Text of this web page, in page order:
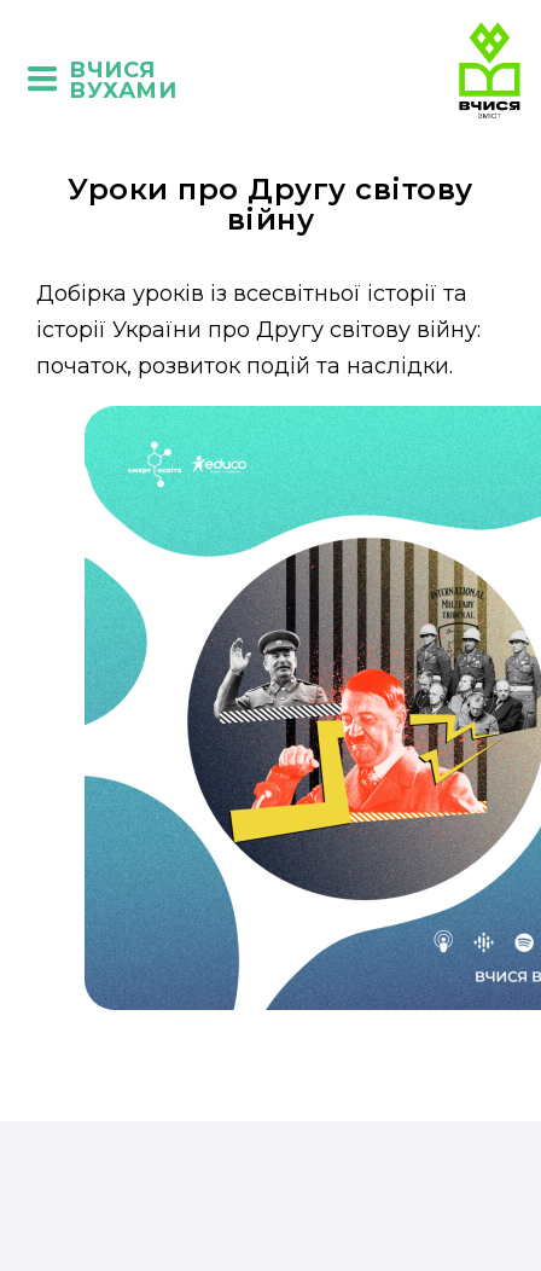
ВЧИСЯ
ВУХАМИ
Уроки про Другу світову
війну
Добірка уроків із всесвітньої історії та
історії України про Другу світову війну:
початок, розвиток подій та наслідки.